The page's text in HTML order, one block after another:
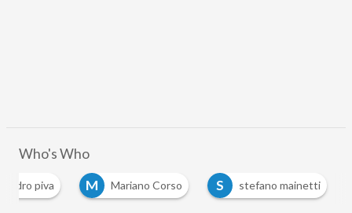
Who's Who
piva M Mariano Corso S stefano mainetti